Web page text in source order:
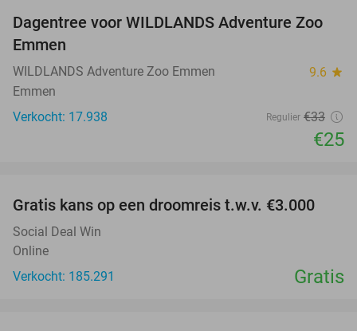
24%
Dagentree voor WILDLANDS Adventure Zoo
Emmen
WILDLANDS Adventure Zoo Emmen 9.6 star
Emmen
Verkocht: 17.938
Regulier €33
€25
Gratis kans op een droomreis t.w.v. €3.000
Social Deal Win
Online
Verkocht: 185.291
Gratis